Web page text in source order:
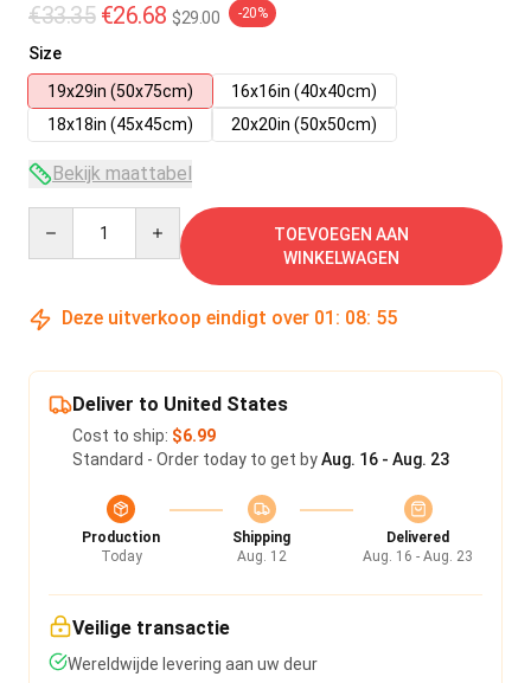
€33.35 €26.68 $29.00 -20%
Size
19x29in (50x75cm)
16x16in (40x40cm)
18x18in (45x45cm)
20x20in (50x50cm)
Bekijk maattabel
TOEVOEGEN AAN
WINKELWAGEN
Deze uitverkoop eindigt over 01 : 08: 54
Deliver to United States
Cost to ship: $6.99
Standard - Order today to get byAug. 16 - Aug. 23
Production
Today
Shipping
Aug. 12
Delivered
Aug. 16 - Aug. 23
Veilige transactie
Wereldwijde levering aan uw deur